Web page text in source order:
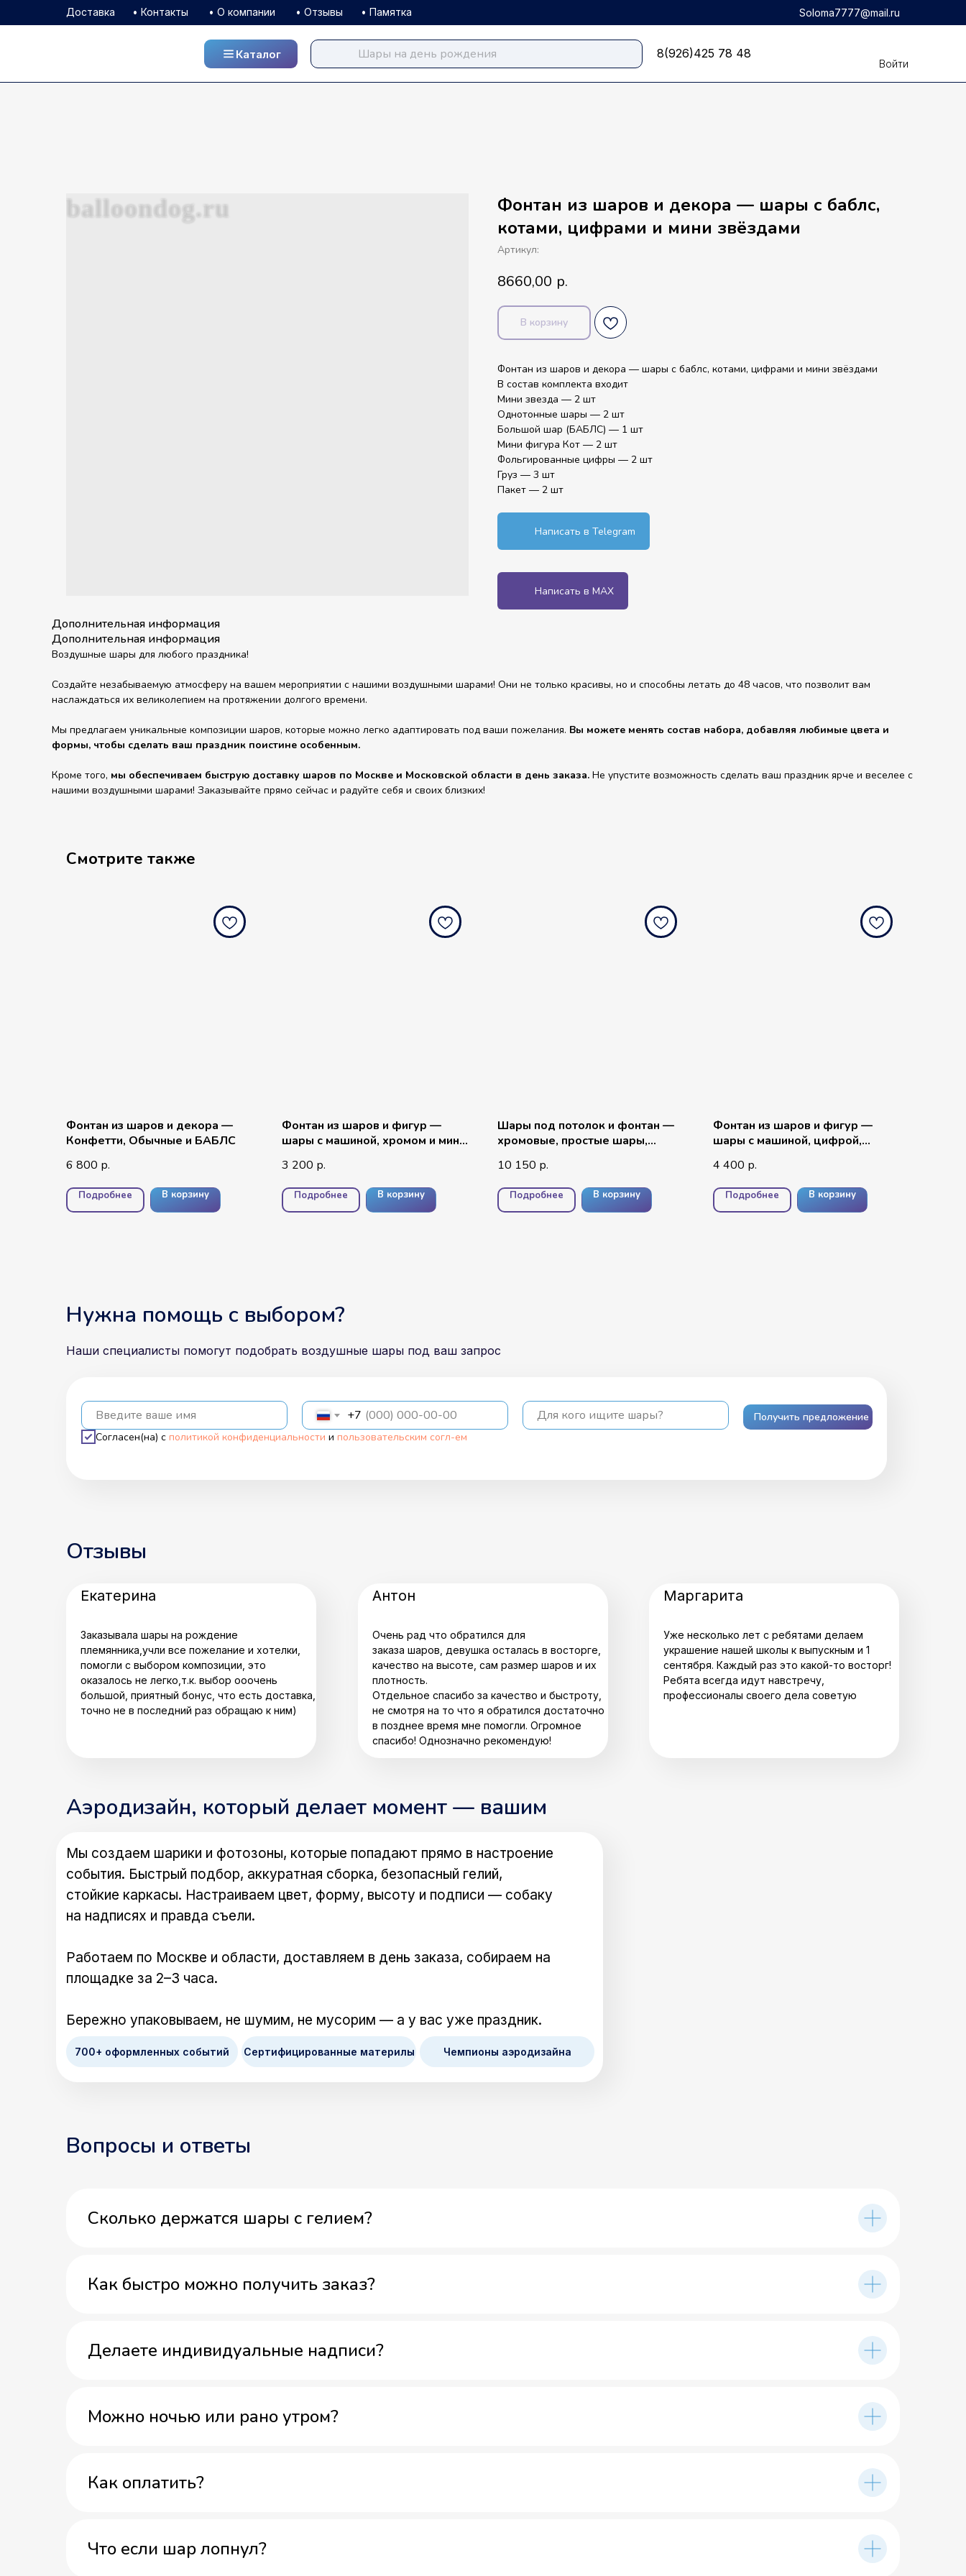
Soloma7777@mail.ru
• Памятка
• Отзывы
• О компании
• Контакты
Доставка
Каталог
Войти
8(926)425 78 48
Каталог 8(926)425 78 48
balloondog.ru balloondog.ruФонтан из шаров и декора — шары с баблс,
котами, цифрами и мини звёздами
Артикул:
8660,00 р.
В корзину
Фонтан из шаров и декора — шары с баблс, котами, цифрами и мини звёздами
В состав комплекта входит
Мини звезда — 2 шт
Однотонные шары — 2 шт
Большой шар (БАБЛС) — 1 шт
Мини фигура Кот — 2 шт
Фольгированные цифры — 2 шт
Груз — 3 шт
Пакет — 2 шт
Написать в Telegram
Написать в MAX
Дополнительная информация
Дополнительная информация
Воздушные шары для любого праздника!
Создайте незабываемую атмосферу на вашем мероприятии с нашими воздушными шарами! Они не только красивы, но и способны летать до 48 часов, что позволит вам
наслаждаться их великолепием на протяжении долгого времени.
Мы предлагаем уникальные композиции шаров, которые можно легко адаптировать под ваши пожелания. Вы можете менять состав набора, добавляя любимые цвета и
формы, чтобы сделать ваш праздник поистине особенным.
Кроме того, мы обеспечиваем быструю доставку шаров по Москве и Московской области в день заказа. Не упустите возможность сделать ваш праздник ярче и веселее с
нашими воздушными шарами! Заказывайте прямо сейчас и радуйте себя и своих близких!
Смотрите также
Фонтан из шаров и декора —
Конфетти, Обычные и БАБЛС
6 800 р.
Подробнее В корзину
Фонтан из шаров и фигур —
шары с машиной, хромом и мини
3 200 р.
Подробнее В корзину
Шары под потолок и фонтан —
хромовые, простые шары,
10 150 р.
Подробнее В корзину
Фонтан из шаров и фигур —
шары с машиной, цифрой,
4 400 р.
Подробнее В корзину
Наши специалисты помогут подобрать воздушные шары под ваш запрос
Введите ваше имя +7 Для кого ищите шары?
Согласен(на) с политикой конфиденциальности и пользовательским согл-ем
Получить предложение
Нужна помощь с выбором?
Отзывы
Заказывала шары на рождение
племянника,учли все пожелание и хотелки,
помогли с выбором композиции, это
оказалось не легко,т.к. выбор ооочень
большой, приятный бонус, что есть доставка,
точно не в последний раз обращаю к ним)
Екатерина
Уже несколько лет с ребятами делаем
украшение нашей школы к выпускным и 1
сентября. Каждый раз это какой-то восторг!
Ребята всегда идут навстречу,
профессионалы своего дела советую
Маргарита
Очень рад что обратился для
заказа шаров, девушка осталась в восторге,
качество на высоте, сам размер шаров и их
плотность.
Отдельное спасибо за качество и быстроту,
не смотря на то что я обратился достаточно
в позднее время мне помогли. Огромное
спасибо! Однозначно рекомендую!
Антон
Аэродизайн, который делает момент — вашим
Мы создаем шарики и фотозоны, которые попадают прямо в настроение
события. Быстрый подбор, аккуратная сборка, безопасный гелий,
стойкие каркасы. Настраиваем цвет, форму, высоту и подписи — собаку
на надписях и правда съели.
Работаем по Москве и области, доставляем в день заказа, собираем на
площадке за 2–3 часа.
Бережно упаковываем, не шумим, не мусорим — а у вас уже праздник.
Чемпионы аэродизайна
Сертифицированные материлы
700+ оформленных событий
Вопросы и ответы
Сколько держатся шары с гелием?
Как быстро можно получить заказ?
Делаете индивидуальные надписи?
Можно ночью или рано утром?
Как оплатить?
Что если шар лопнул?